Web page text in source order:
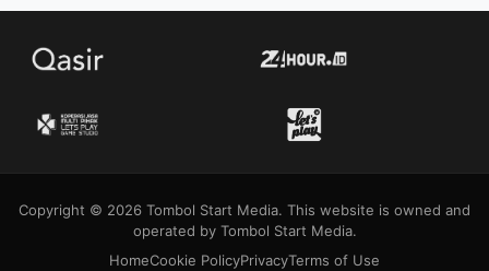
Copyright © 2026 Tombol Start Media. This website is owned and
operated by Tombol Start Media.
HomeCookie PolicyPrivacyTerms of Use